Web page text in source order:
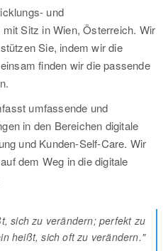
und
Sitz in Wien, Österreich. Wir
Sie, indem wir die
finden wir die passende
umfassende und
in den Bereichen digitale
und Kunden-Self-Care. Wir
dem Weg in die digitale
sich zu verändern; perfekt zu
heißt, sich oft zu verändern."